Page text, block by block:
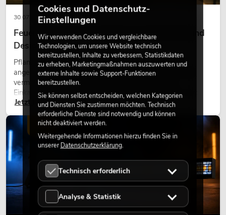
30.07.2026
Feuerhemmende Kunstpflanzen: Sicherheit und
Design perfekt kombiniert
Pflanzen machen Räume lebendig. Sie schaffen eine
angenehme Atmosphäre, verbessern das Ambiente und
vermitteln Natürlichkeit. Ob in Hotels, Restaurants,
Einkaufszentren, Bürogebäuden oder auf Messeständen:
eine hochwertige Begrünung gehört heute längst zum
modernen Raumkonzept.
Jetzt lesen
LICHT
Cookies und Datenschutz-
Einstellungen
Wir verwenden Cookies und vergleichbare
Technologien, um unsere Website technisch
bereitzustellen, Inhalte zu verbessern, Statistikdaten
zu erheben, Marketingmaßnahmen auszuwerten und
externe Inhalte sowie Support-Funktionen
bereitzustellen.
Sie können selbst entscheiden, welchen Kategorien
und Diensten Sie zustimmen möchten. Technisch
erforderliche Dienste sind notwendig und können
nicht deaktiviert werden.
Weitergehende Informationen hierzu finden Sie in
unsererDatenschutzerklärung.
Technisch erforderlich
Analyse & Statistik